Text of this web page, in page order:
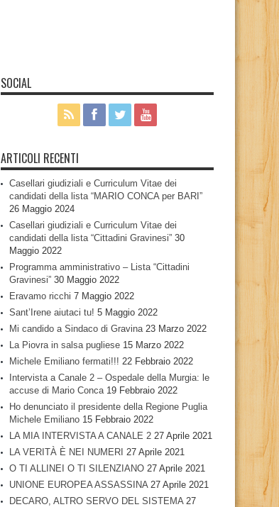
SOCIAL
ARTICOLI RECENTI
Casellari giudiziali e Curriculum Vitae dei
candidati della lista “MARIO CONCA per BARI”
26 Maggio 2024
Casellari giudiziali e Curriculum Vitae dei
candidati della lista “Cittadini Gravinesi” 30
Maggio 2022
Programma amministrativo – Lista “Cittadini
Gravinesi” 30 Maggio 2022
Eravamo ricchi 7 Maggio 2022
Sant’Irene aiutaci tu! 5 Maggio 2022
Mi candido a Sindaco di Gravina 23 Marzo 2022
La Piovra in salsa pugliese 15 Marzo 2022
Michele Emiliano fermati!!! 22 Febbraio 2022
Intervista a Canale 2 – Ospedale della Murgia: le
accuse di Mario Conca 19 Febbraio 2022
Ho denunciato il presidente della Regione Puglia
Michele Emiliano 15 Febbraio 2022
LA MIA INTERVISTA A CANALE 2 27 Aprile 2021
LA VERITÀ È NEI NUMERI 27 Aprile 2021
O TI ALLINEI O TI SILENZIANO 27 Aprile 2021
UNIONE EUROPEA ASSASSINA 27 Aprile 2021
DECARO, ALTRO SERVO DEL SISTEMA 27